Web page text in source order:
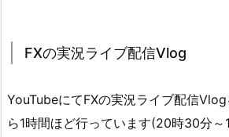
FXの実況ライブ配信Vlog
YouTubeにてFXの実況ライブ配信
ら1時間ほど行っています(20時30分～